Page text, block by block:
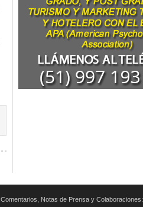
Comentarios, Notas de Prensa y Colaboraciones: